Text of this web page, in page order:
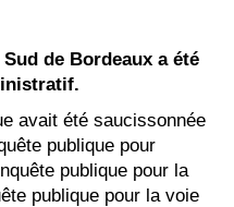
de Bordeaux a été
avait été saucissonnée
publique pour
publique pour la
publique pour la voie